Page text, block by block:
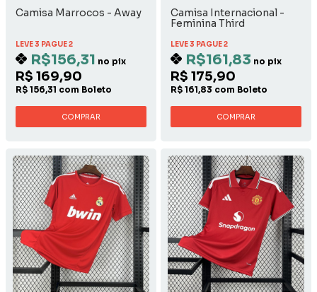
Camisa Marrocos - Away
LEVE 3 PAGUE 2
R$156,31 no pix
R$ 169,90
R$ 156,31 com Boleto
COMPRAR
Camisa Internacional -
Feminina Third
LEVE 3 PAGUE 2
R$161,83 no pix
R$ 175,90
R$ 161,83 com Boleto
COMPRAR